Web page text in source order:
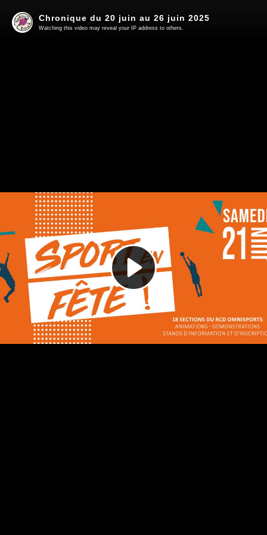
Play
Video
Chronique du 20 juin au 26 juin 2025
Watching this video may reveal your IP address to others.